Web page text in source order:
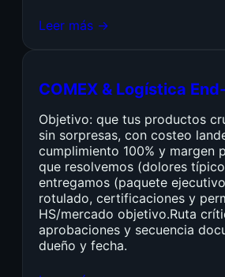
Leer más →
COMEX & Logística
Objetivo: que tus productos
sin sorpresas, con costeo
cumplimiento 100% y margen
que resolvemos (dolores
entregamos (paquete
rotulado, certificaciones y
HS/mercado objetivo.Ruta
aprobaciones y secuencia
dueño y fecha.